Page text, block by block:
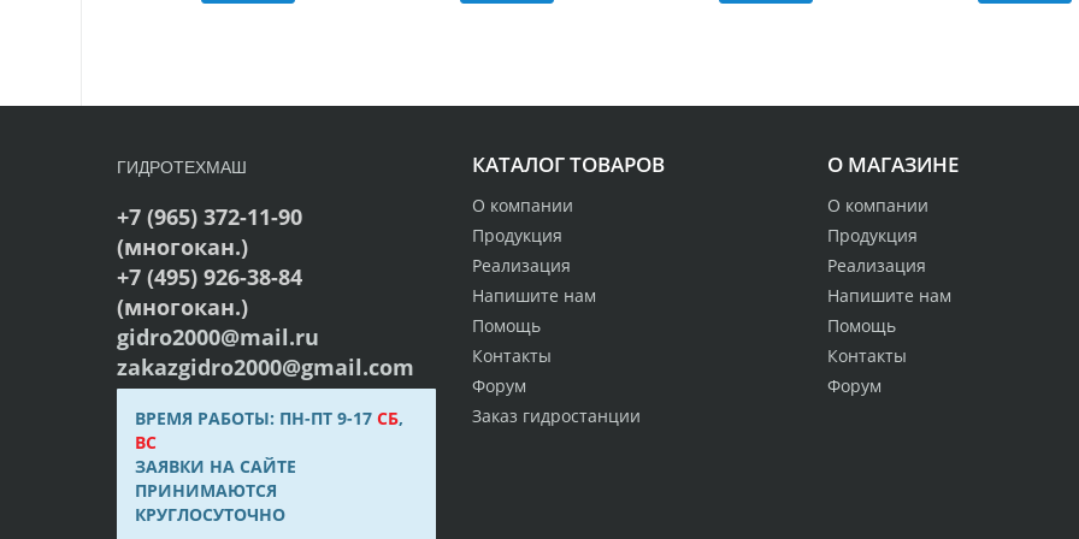
О МАГАЗИНЕ
О компании
Продукция
Реализация
Напишите нам
Помощь
Контакты
Форум
КАТАЛОГ ТОВАРОВ
О компании
Продукция
Реализация
Напишите нам
Помощь
Контакты
Форум
Заказ гидростанции
ГИДРОТЕХМАШ
+7 (965) 372-11-90
(многокан.)
+7 (495) 926-38-84
(многокан.)
gidro2000@mail.ru
zakazgidro2000@gmail.com
ВРЕМЯ РАБОТЫ: ПН-ПТ 9-17СБ,
ВС
ЗАЯВКИ НА САЙТЕ
ПРИНИМАЮТСЯ
КРУГЛОСУТОЧНО